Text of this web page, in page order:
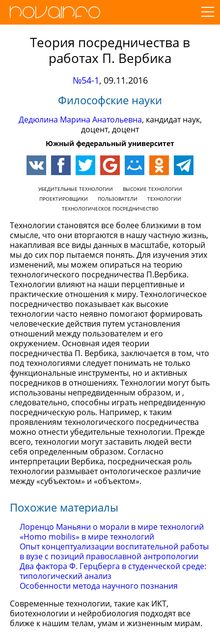
Теория посредничества в
работах П. Вербика
№54-1, 09.11.2016
Философские науки
Дедюлина Марина Анатольевна, кандидат наук,
доцент, доцент
Южный федеральный университет
УБЕДИТЕЛЬНЫЕ ТЕХНОЛОГИИ
ВЫСОКИЕ ТЕХНОЛОГИИ
ПРОЕКТИРОВЩИКИ
ПОЛЬЗОВАТЕЛИ
ТЕХНОЛОГИИ
ТЕХНОЛОГИЧЕСКОЕ ПОСРЕДНИЧЕСТВО
Технологии становятся все более близкими в том
смысле, что они вторгаются в нашу частную жизнь,
накапливая все виды данных в масштабе, который
мы до сих пор пытаемся понять. Для изучения этих
изменений, мы можем опираться на теорию
технологического посредничества П.Вербика.
Технологии влияют на наши перцептивные и
практические отношения к миру. Технологическое
посредничество показывает как высокие
технологии часто неявно помогают формировать
человеческие действия путем установления
отношений между пользователем и его
окружением. Основная идея теории
посредничества П. Вербика, заключается в том, что
под технологиями следует понимать не только
функциональные инструменты, но и активных
посредников в отношениях. Технологии могут быть
использованы непредвиденным образом, и ,
следовательно, способны играть непредвиденную
посредническую роль. Например, к таким
проявлениям технологического посредничества
можно отнести убедительные технологии. Прежде
всего, технологии могут заставить людей вести
себя определенным образом. Согласно
интерпретации Вербика, посредническая роль
технологии размывает онтологическое различие
между «субъектом» и «объектом».
Похожие материалы
Лоренцо Маньяни о морали в мире технологий
«Homo mobilis» в мире технологий
Опыт концептуализации воспитательной работы
в вузе с позиций православной антропологии
Два фактора Ф. Герцберга в студенческой среде:
типологический анализ
Особенности метода научного познания
Современные технологии, такие как ИКТ,
биотехнологии и нейробиология подходят все
ближе к нашим телам, умам и жизненным мирам.